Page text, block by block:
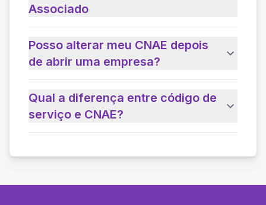
Associado
Posso alterar meu CNAE depois
de abrir uma empresa?
Qual a diferença entre código de
serviço e CNAE?